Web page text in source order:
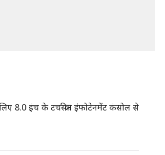
8.0 इंच के टचस्क्रीन इंफोटेनमेंट कंसोल से